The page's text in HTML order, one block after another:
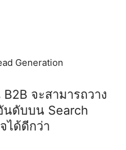
Generation
B2B จะสามารถวาง
นดับบน Search
ได้ดีกว่า